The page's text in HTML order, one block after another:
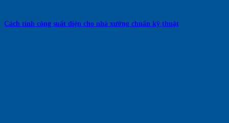
Cách tính công suất điện cho nhà xưởng chuẩn kỹ thuật